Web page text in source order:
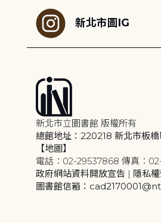
新北市圖IG
新北市立圖書館 版權所有
總館地址：220218 新北市板
【地圖】
電話：02-29537868 傳真：
政府網站資料開放宣告 | 隱私
圖書館信箱：